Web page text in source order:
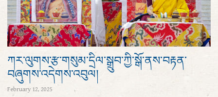
ཀར་ལུགས་རྩ་གསུམ་དྲིལ་སྒྲུབ་ཀྱི་སྒོ་ནས་བརྟན་
བཞུགས་འདེགས་འབུལ།
February 12, 2025